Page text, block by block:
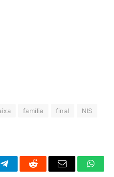
família final
NIS
TelegramaReddit
E-